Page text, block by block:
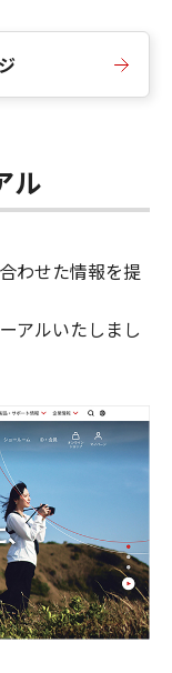
ル
わせた情報を提
アルいたしまし